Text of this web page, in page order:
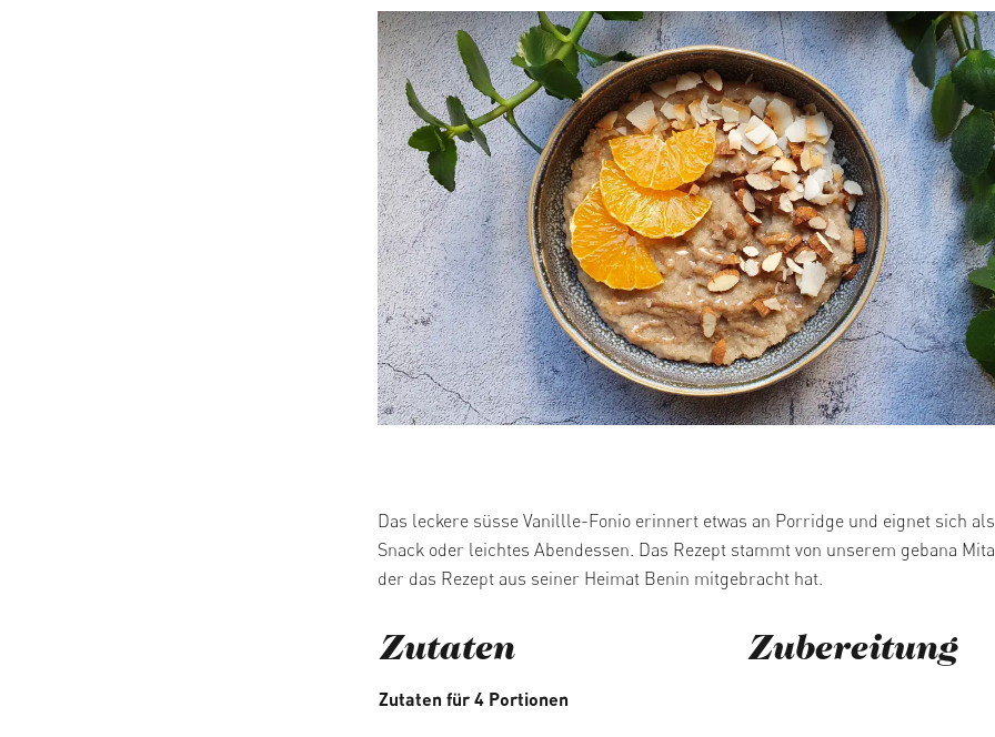
Das leckere süsse Vanillle-Fonio erinnert etwas an Porridge und eignet sich
Snack oder leichtes Abendessen. Das Rezept stammt von unserem gebana
der das Rezept aus seiner Heimat Benin mitgebracht hat.
Zutaten
Zutaten für 4 Portionen
Zubereitung